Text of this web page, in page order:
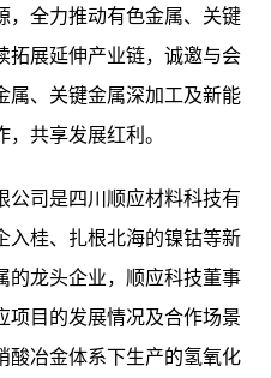
，全力推动有色金属、关键
拓展延伸产业链，诚邀与会
属、关键金属深加工及新能
共享发展红利。
公司是四川顺应材料科技有
入桂、扎根北海的镍钴等新
的龙头企业，顺应科技董事
项目的发展情况及合作场景
酸冶金体系下生产的氢氧化